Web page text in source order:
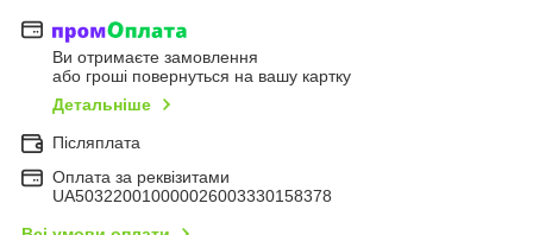
Ви отримаєте замовлення
або гроші повернуться на вашу картку
Детальніше
Післяплата
Оплата за реквізитами
UA503220010000026003330158378